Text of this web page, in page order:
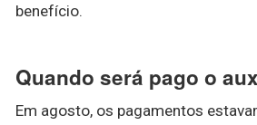
benefício.
Quando será pago o
Em agosto, os pagamentos